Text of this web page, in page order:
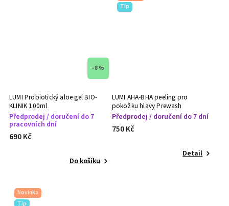
–8 %
LUMI Probiotický aloe gel BIO-
KLINIK 100ml
Předprodej / doručení do 7
pracovních dní
690 Kč
Do košíku
Tip
LUMI AHA-BHA peeling pro
pokožku hlavy Prewash
Treatment 50ml
Předprodej / doručení do 7 dní
750 Kč
Detail
Novinka
Tip